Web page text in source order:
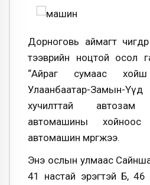
Дорноговь аймагт
тээврийн ноцтой осол
“Айраг сумаас
Улаанбаатар-Замын-
хучилттай
автомашины хойноос
автомашин мөргөжээ.
Энэ ослын улмаас
41 настай эрэгтэй Б, 46